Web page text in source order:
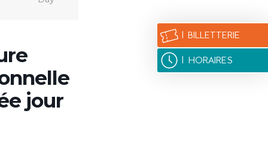
| BILLETTERIE
| HORAIRES
jour